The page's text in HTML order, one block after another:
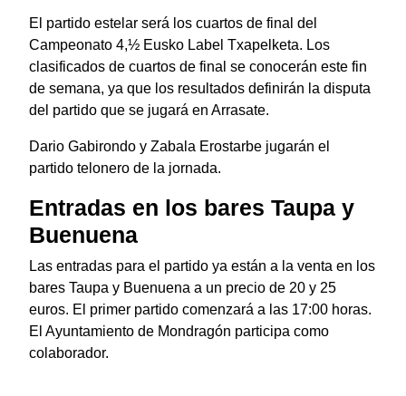
El partido estelar será los cuartos de final del
Campeonato 4,½ Eusko Label Txapelketa. Los
clasificados de cuartos de final se conocerán este fin
de semana, ya que los resultados definirán la disputa
del partido que se jugará en Arrasate.
Dario Gabirondo y Zabala Erostarbe jugarán el
partido telonero de la jornada.
Entradas en los bares Taupa y
Buenuena
Las entradas para el partido ya están a la venta en los
bares Taupa y Buenuena a un precio de 20 y 25
euros. El primer partido comenzará a las 17:00 horas.
El Ayuntamiento de Mondragón participa como
colaborador.